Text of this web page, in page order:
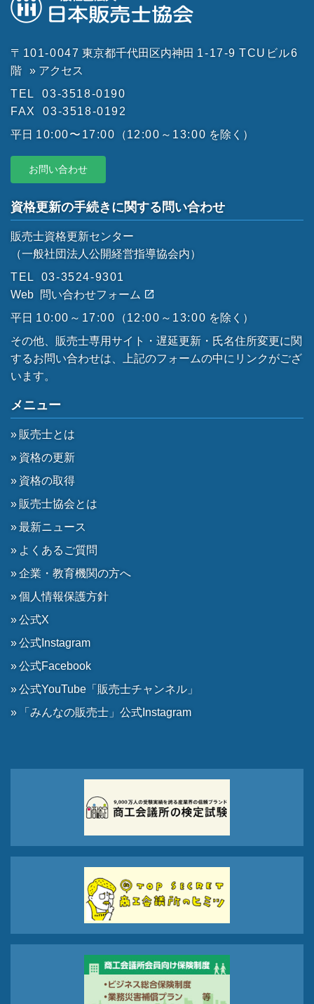
〒101-0047 東京都千代田区内神田 1-17-9 TCUビル6
階
» アクセス
TEL
03-3518-0190
FAX
03-3518-0192
平日 10:00〜17:00 （12:00～13:00 を除く）
お問い合わせ
資格更新の手続きに関する問い合わせ
販売士資格更新センター
（一般社団法人公開経営指導協会内）
TEL
03-3524-9301
Web
問い合わせフォーム
平日 10:00～17:00 （12:00～13:00 を除く）
その他、販売士専用サイト・遅延更新・氏名住所変更に関
するお問い合わせは、上記のフォームの中にリンクがござ
います。
メニュー
販売士とは
資格の更新
資格の取得
販売士協会とは
最新ニュース
よくあるご質問
企業・教育機関の方へ
個人情報保護方針
公式X
公式Instagram
公式Facebook
公式YouTube「販売士チャンネル」
「みんなの販売士」公式Instagram